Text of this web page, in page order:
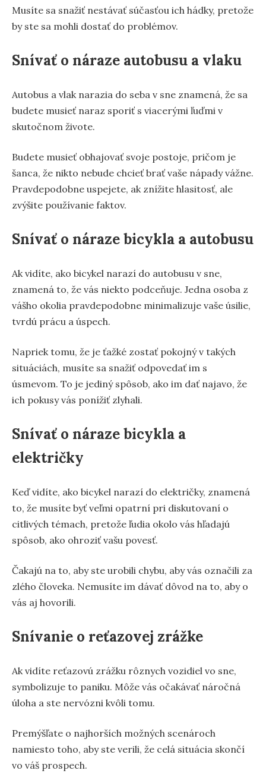
Musíte sa snažiť nestávať súčasťou ich hádky, pretože
by ste sa mohli dostať do problémov.
Snívať o náraze autobusu a vlaku
Autobus a vlak narazia do seba v sne znamená, že sa
budete musieť naraz sporiť s viacerými ľuďmi v
skutočnom živote.
Budete musieť obhajovať svoje postoje, pričom je
šanca, že nikto nebude chcieť brať vaše nápady vážne.
Pravdepodobne uspejete, ak znížite hlasitosť, ale
zvýšite používanie faktov.
Snívať o náraze bicykla a autobusu
Ak vidíte, ako bicykel narazí do autobusu v sne,
znamená to, že vás niekto podceňuje. Jedna osoba z
vášho okolia pravdepodobne minimalizuje vaše úsilie,
tvrdú prácu a úspech.
Napriek tomu, že je ťažké zostať pokojný v takých
situáciách, musíte sa snažiť odpovedať im s
úsmevom. To je jediný spôsob, ako im dať najavo, že
ich pokusy vás ponížiť zlyhali.
Snívať o náraze bicykla a
električky
Keď vidíte, ako bicykel narazí do električky, znamená
to, že musíte byť veľmi opatrní pri diskutovaní o
citlivých témach, pretože ľudia okolo vás hľadajú
spôsob, ako ohroziť vašu povesť.
Čakajú na to, aby ste urobili chybu, aby vás označili za
zlého človeka. Nemusíte im dávať dôvod na to, aby o
vás aj hovorili.
Snívanie o reťazovej zrážke
Ak vidíte reťazovú zrážku rôznych vozidiel vo sne,
symbolizuje to paniku. Môže vás očakávať náročná
úloha a ste nervózni kvôli tomu.
Premýšľate o najhorších možných scenároch
namiesto toho, aby ste verili, že celá situácia skončí
vo váš prospech.